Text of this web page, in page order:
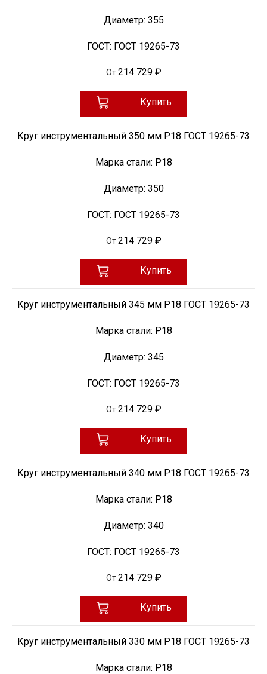
Диаметр: 355
ГОСТ: ГОСТ 19265-73
От 214 729 ₽
Купить
Круг инструментальный 350 мм Р18 ГОСТ 19265-73
Марка стали: Р18
Диаметр: 350
ГОСТ: ГОСТ 19265-73
От 214 729 ₽
Купить
Круг инструментальный 345 мм Р18 ГОСТ 19265-73
Марка стали: Р18
Диаметр: 345
ГОСТ: ГОСТ 19265-73
От 214 729 ₽
Купить
Круг инструментальный 340 мм Р18 ГОСТ 19265-73
Марка стали: Р18
Диаметр: 340
ГОСТ: ГОСТ 19265-73
От 214 729 ₽
Купить
Круг инструментальный 330 мм Р18 ГОСТ 19265-73
Марка стали: Р18